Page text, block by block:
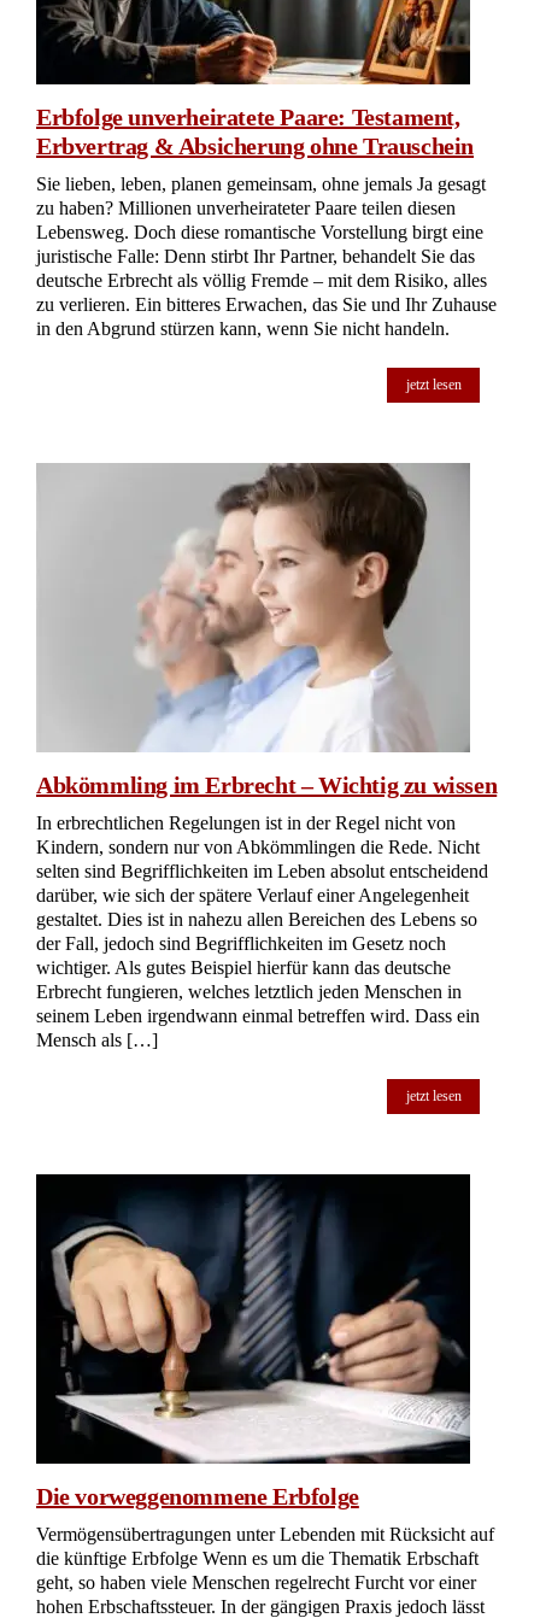
Erbfolge unverheiratete Paare: Testament,
Erbvertrag & Absicherung ohne Trauschein
Sie lieben, leben, planen gemeinsam, ohne jemals Ja gesagt
zu haben? Millionen unverheirateter Paare teilen diesen
Lebensweg. Doch diese romantische Vorstellung birgt eine
juristische Falle: Denn stirbt Ihr Partner, behandelt Sie das
deutsche Erbrecht als völlig Fremde – mit dem Risiko, alles
zu verlieren. Ein bitteres Erwachen, das Sie und Ihr Zuhause
in den Abgrund stürzen kann, wenn Sie nicht handeln.
jetzt lesen
Abkömmling im Erbrecht – Wichtig zu wissen
In erbrechtlichen Regelungen ist in der Regel nicht von
Kindern, sondern nur von Abkömmlingen die Rede. Nicht
selten sind Begrifflichkeiten im Leben absolut entscheidend
darüber, wie sich der spätere Verlauf einer Angelegenheit
gestaltet. Dies ist in nahezu allen Bereichen des Lebens so
der Fall, jedoch sind Begrifflichkeiten im Gesetz noch
wichtiger. Als gutes Beispiel hierfür kann das deutsche
Erbrecht fungieren, welches letztlich jeden Menschen in
seinem Leben irgendwann einmal betreffen wird. Dass ein
Mensch als […]
jetzt lesen
Die vorweggenommene Erbfolge
Vermögensübertragungen unter Lebenden mit Rücksicht auf
die künftige Erbfolge Wenn es um die Thematik Erbschaft
geht, so haben viele Menschen regelrecht Furcht vor einer
hohen Erbschaftssteuer. In der gängigen Praxis jedoch lässt